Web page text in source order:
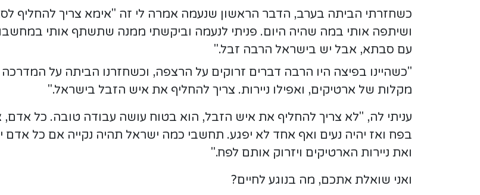
כשחזרתי הביתה בערב, הדבר הראשון שנעמה אמרה לי זה "אימא צריך
ושיתפה אותי במה שהיה היום. פניתי לנעמה וביקשתי ממנה שתשתף אותי
עם סבתא, אבל יש בישראל הרבה זבל."
"כשהיינו בפיצה היו הרבה דברים זרוקים על הרצפה, וכשחזרנו הביתה על
מקלות של ארטיקים, ואפילו ניירות. צריך להחליף את איש הזבל בישראל."
עניתי לה, "לא צריך להחליף את איש הזבל, הוא בטוח עושה עבודה טובה. כל
בפח ואז יהיה נעים ואף אחד לא יפגע. תחשבי כמה ישראל תהיה נקייה אם כל
ואת ניירות הארטיקים ויזרוק אותם לפח."
ואני שואלת אתכם, מה בנוגע לחיים?